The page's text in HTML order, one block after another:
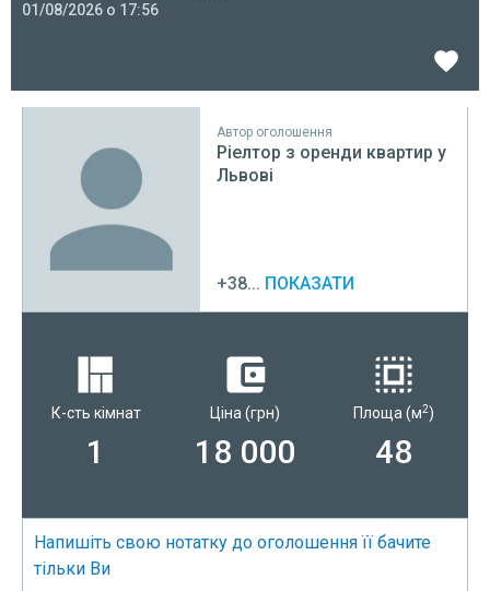
01/08/2026 о 17:56
Автор оголошення
Ріелтор з оренди квартир у
Львові
+38... ПОКАЗАТИ
К-сть кімнат
1
Ціна (грн)
18 000
Площа (м2)
48
Напишіть свою нотатку до оголошення її бачите
тільки Ви